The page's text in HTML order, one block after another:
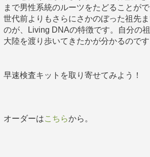
まで男性系統のルーツをたどることが
世代前よりもさらにさかのぼった祖先
のが、Living DNAの特徴です。自分の
大陸を渡り歩いてきたかが分かるのです
早速検査キットを取り寄せてみよう！
オーダーはこちらから。